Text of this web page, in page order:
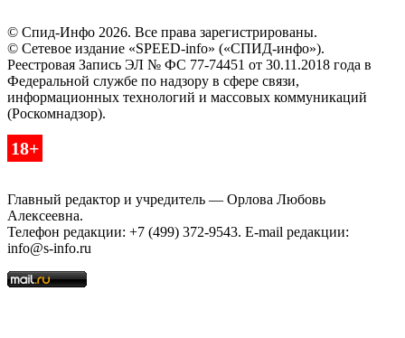
© Спид-Инфо 2026. Все права зарегистрированы.
© Сетевое издание «SPEED-info» («СПИД-инфо»).
Реестровая Запись ЭЛ № ФС 77-74451 от 30.11.2018 года в
Федеральной службе по надзору в сфере связи,
информационных технологий и массовых коммуникаций
(Роскомнадзор).
18+
Главный редактор и учредитель — Орлова Любовь
Алексеевна.
Телефон редакции: +7 (499) 372-9543. E-mail редакции:
info@s-info.ru